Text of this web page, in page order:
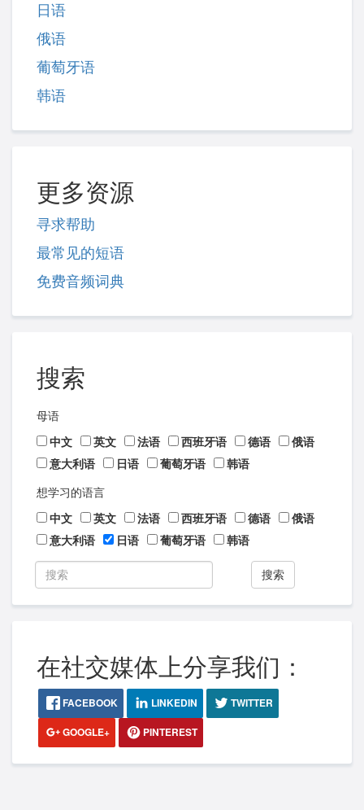
日语
俄语
葡萄牙语
韩语
更多资源
寻求帮助
最常见的短语
免费音频词典
搜索
母语
中文
英文 法语 西班牙语 德语
俄语
意大利语
日语 葡萄牙语 韩语
想学习的语言
中文
英文 法语 西班牙语 德语
俄语
意大利语
日语 葡萄牙语 韩语
搜索
在社交媒体上分享我们：
FACEBOOK LINKEDIN
TWITTER
GOOGLE+
PINTEREST